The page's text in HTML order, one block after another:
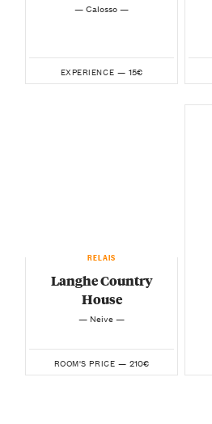
— Calosso —
EXPERIENCE — 15€
RELAIS
Langhe Country
House
— Neive —
ROOM'S PRICE — 210€